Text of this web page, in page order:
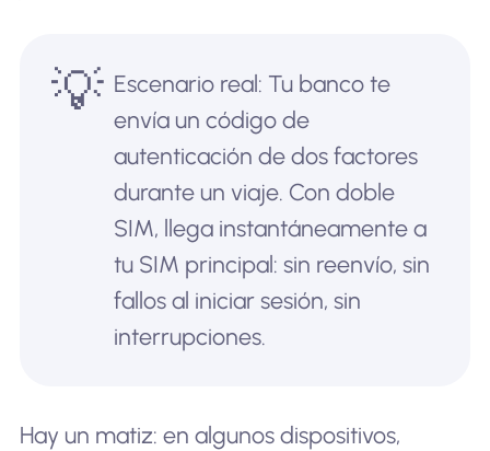
💡 Escenario real: Tu banco te
envía un código de
autenticación de dos factores
durante un viaje. Con doble
SIM, llega instantáneamente a
tu SIM principal: sin reenvío, sin
fallos al iniciar sesión, sin
interrupciones.
Hay un matiz: en algunos dispositivos,